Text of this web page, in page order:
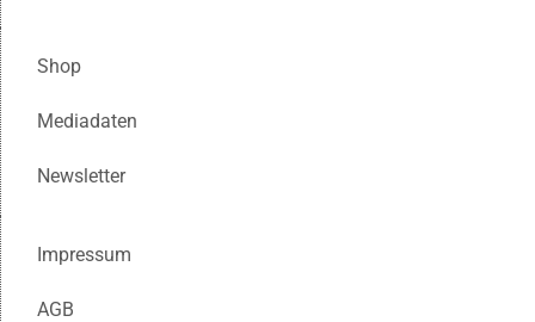
Shop
Mediadaten
Newsletter
Impressum
AGB